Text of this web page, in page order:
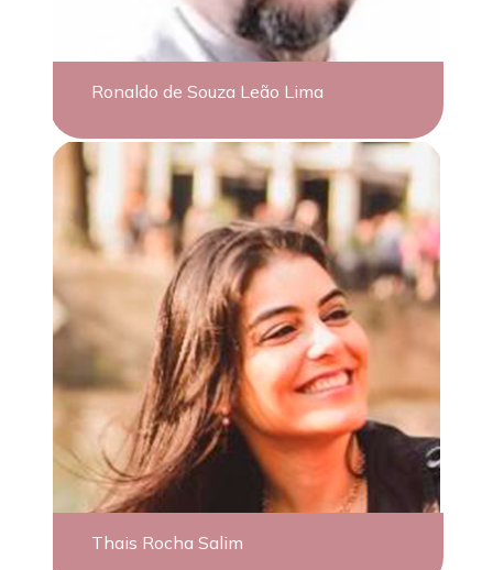
Ronaldo de Souza Leão Lima
Thais Rocha Salim